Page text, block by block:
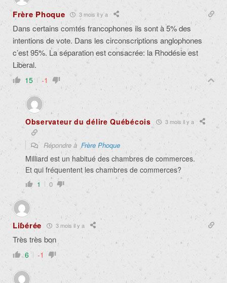
Frère Phoque 3 mois il y a
Dans certains comtés francophones ils sont à 5% des
intentions de vote. Dans les circonscriptions anglophones
c’est 95%. La séparation est consacrée: la Rhodésie est
Liberal.
15 -1
Observateur du délire Québécois 3 mois il y a
Répondre à Frère Phoque
Milliard est un habitué des chambres de commerces.
Et qui fréquentent les chambres de commerces?
1 0
Liɓérée 3 mois il y a
Très très bon
6 -1